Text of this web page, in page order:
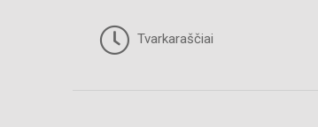
Tvarkaraščiai